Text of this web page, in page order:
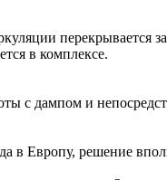
перекрывается
в комплексе.
с дампом и
в Европу, решение